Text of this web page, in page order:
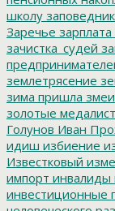
школу
Заречье зарплата
зачистка_судей
землетрясение
зима пришла змеи
золотые
Голунов Иван
идиш избиение
Известковый
импорт инвалиды
инвестиционные